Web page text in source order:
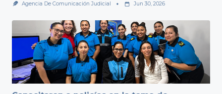
Agencia De Comunicación Judicial Jun 30, 2026